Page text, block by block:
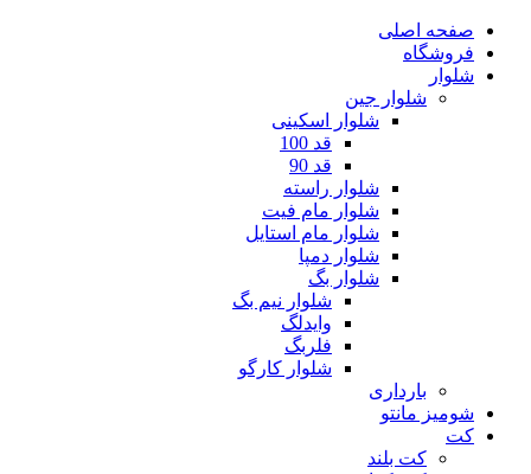
صفحه اصلی
فروشگاه
شلوار
شلوار جین
شلوار اسکینی
قد 100
قد 90
شلوار راسته
شلوار مام فیت
شلوار مام استایل
شلوار دمپا
شلوار بگ
شلوار نیم بگ
وایدلگ
فلربگ
شلوار کارگو
بارداری
شومیز مانتو
کت
کت بلند